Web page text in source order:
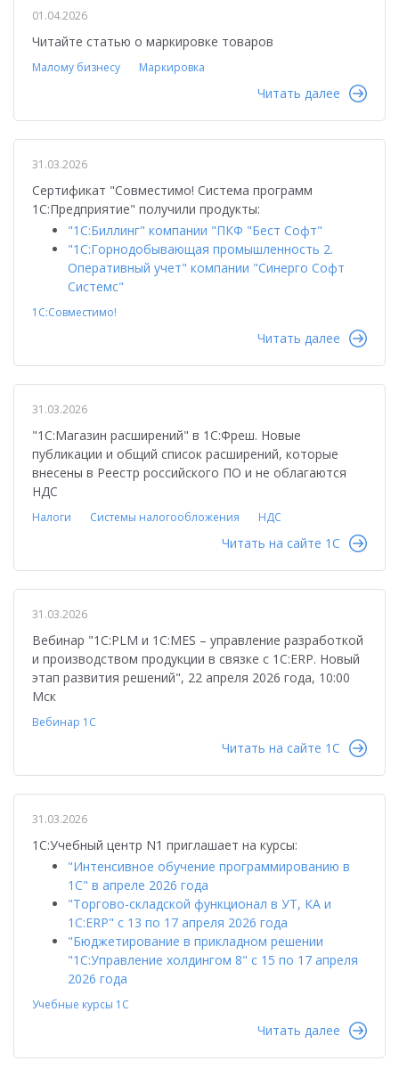
01.04.2026
Читайте статью о маркировке товаров
Малому бизнесу Маркировка
Читать далее
31.03.2026
Сертификат "Совместимо! Система программ
1С:Предприятие" получили продукты:
"1С:Биллинг" компании "ПКФ "Бест Софт"
"1С:Горнодобывающая промышленность 2.
Оперативный учет" компании "Синерго Софт
Системс"
1С:Совместимо!
Читать далее
31.03.2026
"1С:Магазин расширений" в 1С:Фреш. Новые
публикации и общий список расширений, которые
внесены в Реестр российского ПО и не облагаются
НДС
Налоги Системы налогообложения НДС
Читать на сайте 1C
31.03.2026
Вебинар "1С:PLM и 1С:MES – управление разработкой
и производством продукции в связке с 1С:ERP. Новый
этап развития решений", 22 апреля 2026 года, 10:00
Мск
Вебинар 1С
Читать на сайте 1C
31.03.2026
1С:Учебный центр N1 приглашает на курсы:
"Интенсивное обучение программированию в
1С" в апреле 2026 года
"Торгово-складской функционал в УТ, КА и
1С:ERP" с 13 по 17 апреля 2026 года
"Бюджетирование в прикладном решении
"1С:Управление холдингом 8" с 15 по 17 апреля
2026 года
Учебные курсы 1С
Читать далее